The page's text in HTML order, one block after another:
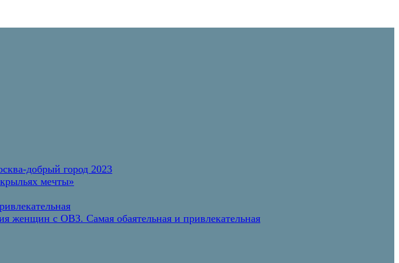
добрый город 2023
мечты»
женщин с ОВЗ. Самая обаятельная и привлекательная